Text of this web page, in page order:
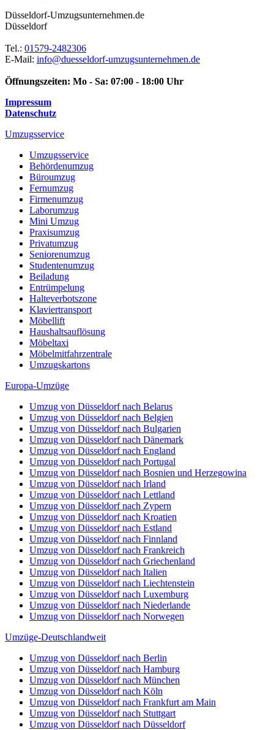
Düsseldorf-Umzugsunternehmen.de
Düsseldorf
Tel.: 01579-2482306
E-Mail: info@duesseldorf-umzugsunternehmen.de
Öffnungszeiten: Mo - Sa: 07:00 - 18:00 Uhr
Impressum
Datenschutz
Umzugsservice
Umzugsservice
Behördenumzug
Büroumzug
Fernumzug
Firmenumzug
Laborumzug
Mini Umzug
Praxisumzug
Privatumzug
Seniorenumzug
Studentenumzug
Beiladung
Entrümpelung
Halteverbotszone
Klaviertransport
Möbellift
Haushaltsauflösung
Möbeltaxi
Möbelmitfahrzentrale
Umzugskartons
Europa-Umzüge
Umzug von Düsseldorf nach Belarus
Umzug von Düsseldorf nach Belgien
Umzug von Düsseldorf nach Bulgarien
Umzug von Düsseldorf nach Dänemark
Umzug von Düsseldorf nach England
Umzug von Düsseldorf nach Portugal
Umzug von Düsseldorf nach Bosnien und Herzegowina
Umzug von Düsseldorf nach Irland
Umzug von Düsseldorf nach Lettland
Umzug von Düsseldorf nach Zypern
Umzug von Düsseldorf nach Kroatien
Umzug von Düsseldorf nach Estland
Umzug von Düsseldorf nach Finnland
Umzug von Düsseldorf nach Frankreich
Umzug von Düsseldorf nach Griechenland
Umzug von Düsseldorf nach Italien
Umzug von Düsseldorf nach Liechtenstein
Umzug von Düsseldorf nach Luxemburg
Umzug von Düsseldorf nach Niederlande
Umzug von Düsseldorf nach Norwegen
Umzüge-Deutschlandweit
Umzug von Düsseldorf nach Berlin
Umzug von Düsseldorf nach Hamburg
Umzug von Düsseldorf nach München
Umzug von Düsseldorf nach Köln
Umzug von Düsseldorf nach Frankfurt am Main
Umzug von Düsseldorf nach Stuttgart
Umzug von Düsseldorf nach Düsseldorf